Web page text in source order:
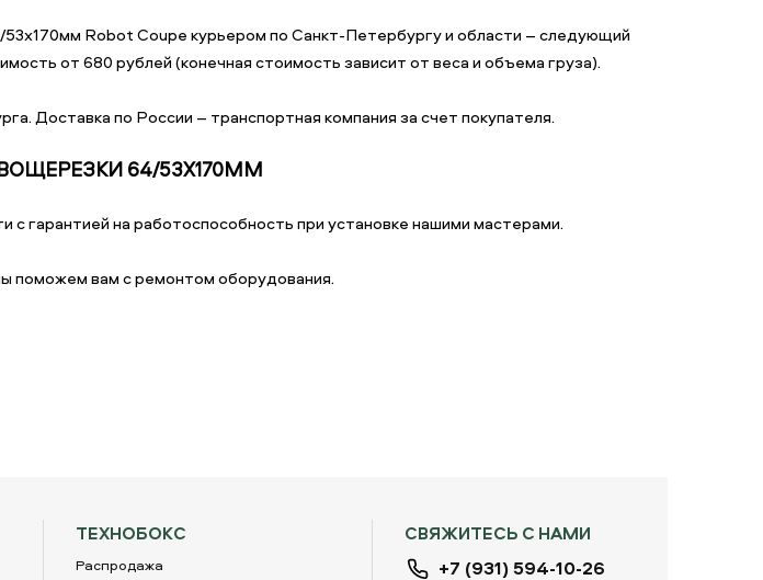
Robot Coupe курьером по Санкт-Петербургу и области – следующий
от 680 рублей (конечная стоимость зависит от веса и объема груза).
Доставка по России – транспортная компания за счет покупателя.
64/53X170ММ
с гарантией на работоспособность при установке нашими мастерами.
поможем вам с ремонтом оборудования.
СВЯЖИТЕСЬ С НАМИ
+7 (931) 594-10-26
ТЕХНОБОКС
Распродажа